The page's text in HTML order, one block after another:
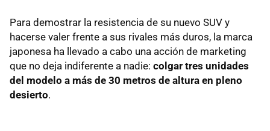
Para demostrar la resistencia de su nuevo SUV y
hacerse valer frente a sus rivales más duros, la marca
japonesa ha llevado a cabo una acción de marketing
que no deja indiferente a nadie: colgar tres unidades
del modelo a más de 30 metros de altura en pleno
desierto.